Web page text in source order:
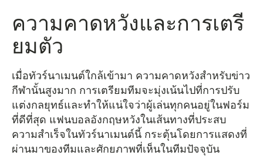
ความคาดหวังและการเตรี
ยมตัว
เมื่อทัวร์นาเมนต์ใกล้เข้ามา ความคาดหวังสำหรับข่าว
กีฬานั้นสูงมาก การเตรียมทีมจะมุ่งเน้นไปที่การปรับ
แต่งกลยุทธ์และทำให้แน่ใจว่าผู้เล่นทุกคนอยู่ในฟอร์ม
ที่ดีที่สุด แฟนบอลอังกฤษหวังในเส้นทางที่ประสบ
ความสำเร็จในทัวร์นาเมนต์นี้ กระตุ้นโดยการแสดงที่
ผ่านมาของทีมและศักยภาพที่เห็นในทีมปัจจุบัน